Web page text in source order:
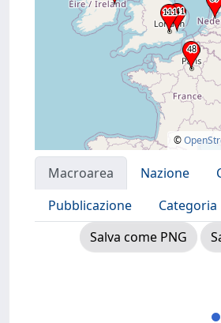
©
Macroarea Nazione
Pubblicazione
Categoria
Salva come PNG